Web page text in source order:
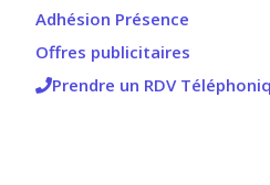
Adhésion Présence
Offres publicitaires
Prendre un RDV